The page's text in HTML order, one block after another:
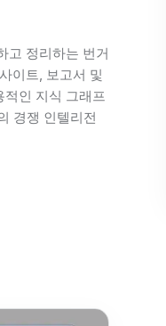
고 정리하는 번거
이트, 보고서 및
인 지식 그래프
경쟁 인텔리전